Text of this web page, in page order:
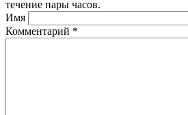
течение пары часов.
Имя
Комментарий *